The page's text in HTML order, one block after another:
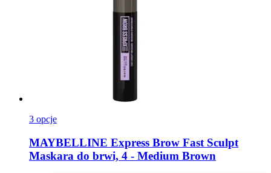
3 opcje
MAYBELLINE Express Brow Fast Sculpt
Maskara do brwi, 4 -​ Medium Brown